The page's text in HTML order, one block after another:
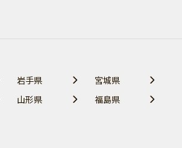
岩手県
宮城県
山形県 福島県